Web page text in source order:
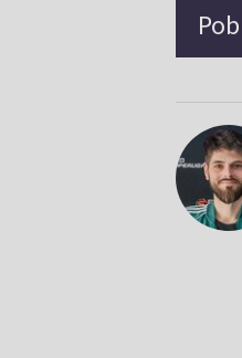
Moryto:
Z kim